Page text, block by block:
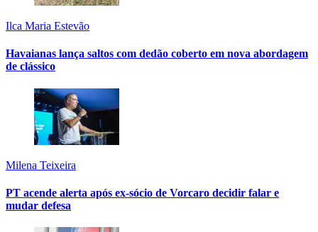
Ilca Maria Estevão
Havaianas lança saltos com dedão coberto em nova abordagem
de clássico
Milena Teixeira
PT acende alerta após ex-sócio de Vorcaro decidir falar e
mudar defesa